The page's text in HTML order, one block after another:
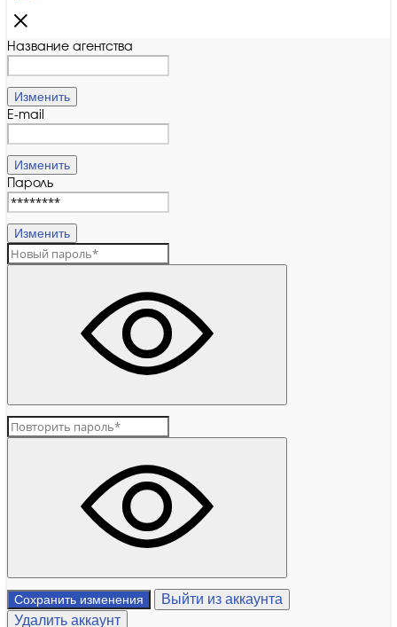
Название агентства
Изменить
E-mail
Изменить
Пароль
Изменить
Сохранить изменения
Выйти из аккаунта
Удалить аккаунт